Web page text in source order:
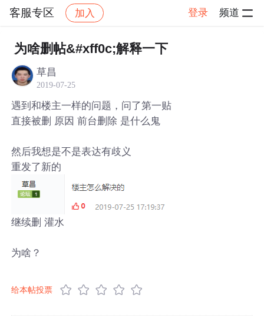
客服专区 加入 登录 频道
社区 客服专区 帖子详情
为啥删帖&#xff0c;解释一下
草昌
2019-07-25
遇到和楼主一样的问题，问了第一贴
直接被删 原因 前台删除 是什么鬼
然后我想是不是表达有歧义
重发了新的
继续删 灌水
为啥？
给本帖投票